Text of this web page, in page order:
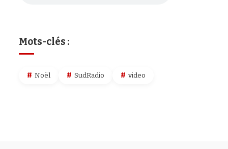
Mots-clés :
Noël SudRadio video